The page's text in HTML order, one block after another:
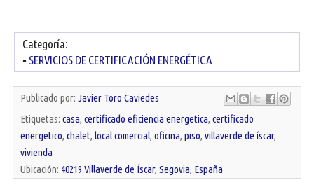
Categoría:
▪ SERVICIOS DE CERTIFICACIÓN ENERGÉTICA
Publicado por: Javier Toro Caviedes
Etiquetas: casa, certificado eficiencia energetica, certificado
energetico, chalet, local comercial, oficina, piso, villaverde de íscar,
vivienda
Ubicación: 40219 Villaverde de Íscar, Segovia, España